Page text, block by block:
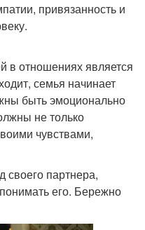
привязанность и
в отношениях является
семья начинает
быть эмоционально
не только
чувствами,
своего партнера,
его. Бережно